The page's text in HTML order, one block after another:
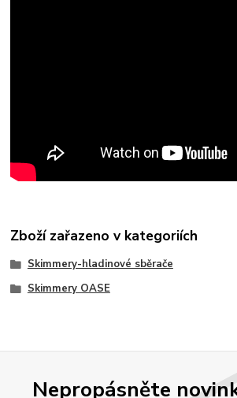
Zboží zařazeno v kategoriích
Skimmery-hladinové sběrače
Skimmery OASE
Nepropásněte